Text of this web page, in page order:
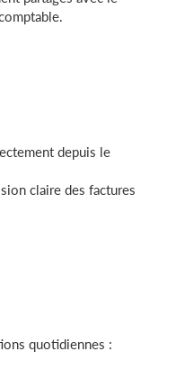
depuis le
claire des factures
quotidiennes :